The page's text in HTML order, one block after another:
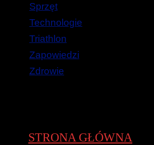
Sprzęt
Technologie
Triathlon
Zapowiedzi
Zdrowie
STRONA GŁÓWNA